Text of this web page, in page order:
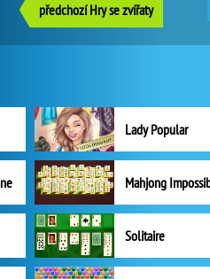
předchozí Hry se zvířaty
Lady Popular
Mahjong
Solitaire